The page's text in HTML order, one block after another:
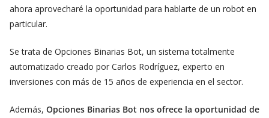
ahora aprovecharé la oportunidad para hablarte de un robot en
particular.
Se trata de Opciones Binarias Bot, un sistema totalmente
automatizado creado por Carlos Rodríguez, experto en
inversiones con más de 15 años de experiencia en el sector.
Además, Opciones Binarias Bot nos ofrece la oportunidad de